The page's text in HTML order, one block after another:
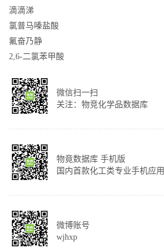
滴滴涕
氯普马嗪盐酸
氟奋乃静
2,6-二氯苯甲酸
微信扫一扫
关注：物竞化学品数据库
物竟数据库 手机版
国内首款化工类专业手机应用
微博账号
wjhxp